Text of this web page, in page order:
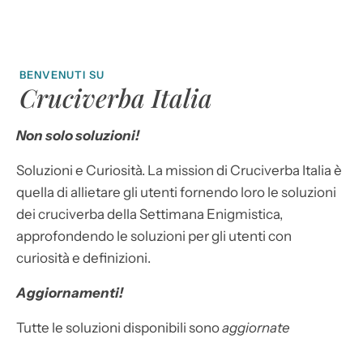
BENVENUTI SU
Cruciverba Italia
Non solo soluzioni!
Soluzioni e Curiosità. La mission di Cruciverba Italia è
quella di allietare gli utenti fornendo loro le soluzioni
dei cruciverba della Settimana Enigmistica,
approfondendo le soluzioni per gli utenti con
curiosità e definizioni.
Aggiornamenti!
Tutte le soluzioni disponibili sonoaggiornate